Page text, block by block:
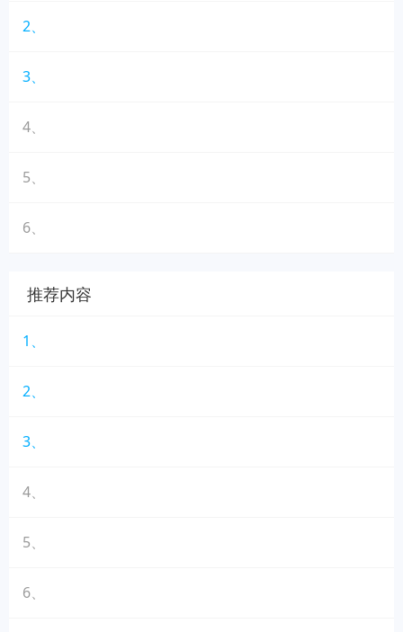
2、
3、
4、
5、
6、
推荐内容
1、
2、
3、
4、
5、
6、